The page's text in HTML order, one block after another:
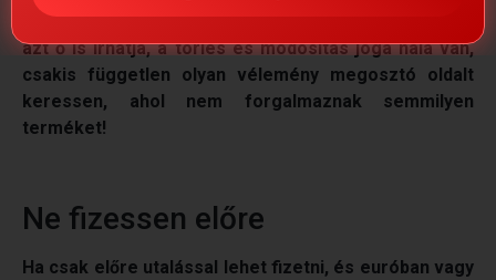
vélemény írására, azt ne vegye figyelembe, hiszen
azt ő is írhatja, a törlés és módosítás joga nála van,
csakis független olyan vélemény megosztó oldalt
keressen, ahol nem forgalmaznak semmilyen
terméket!
Ne fizessen előre
Ha csak előre utalással lehet fizetni, és euróban vagy